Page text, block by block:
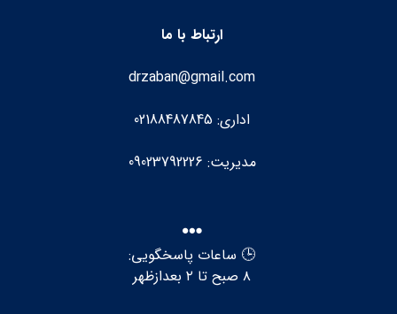
ارتباط با ما
drzaban@gmail.com
اداری: 02188487845
مدیریت: 09023792226
🕒 ساعات پاسخگویی:
۸ صبح تا ۲ بعدازظهر